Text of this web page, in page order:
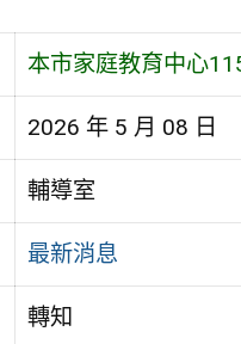
本市家庭教育中心
2026 年 5 月 08 日
輔導室
最新消息
轉知